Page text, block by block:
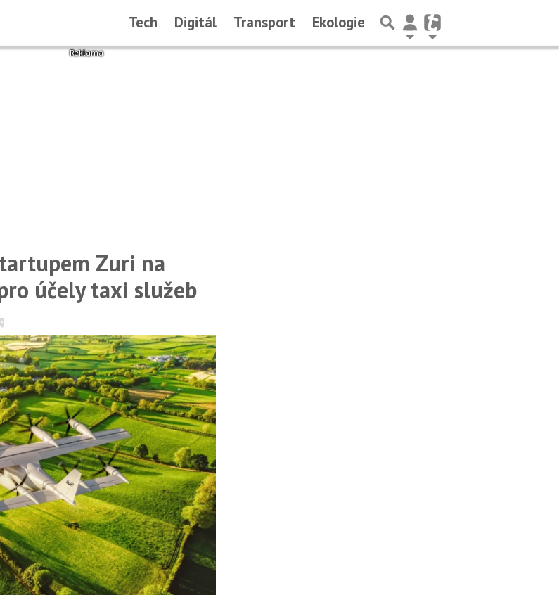
Tech Digitál Transport Ekologie
Zuri na
účely taxi služeb